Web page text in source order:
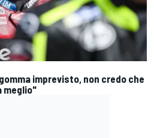
imprevisto, non credo che
meglio"